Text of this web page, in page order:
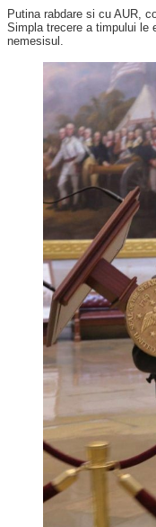
Putina rabdare si cu AUR,
Simpla trecere a timpului le
nemesisul.